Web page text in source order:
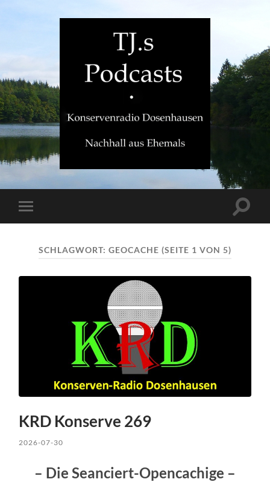
TJ.s
Mobile-
Menü
SCHLAGWORT: GEOCACHE (SEITE 1 VON 5)
KRD Konserve 269
2026-07-30
– Die Seanciert-Opencachige –